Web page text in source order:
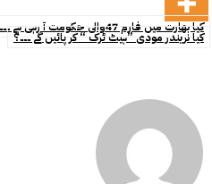
کیا بھارت میں فارم 47والی حکومت آ رہی ہے ۔۔۔؟
کیا نریندر مودی ”ہیٹ ٹرک “ کر پائیں گے ۔۔۔؟